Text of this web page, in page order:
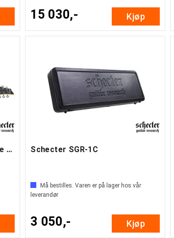
15 030,- Kjøp
Schecter Omen 6 Extreme See Through Schecter SGR-1C
Må bestilles. Varen er på lager hos vår
leverandør
3 050,- Kjøp